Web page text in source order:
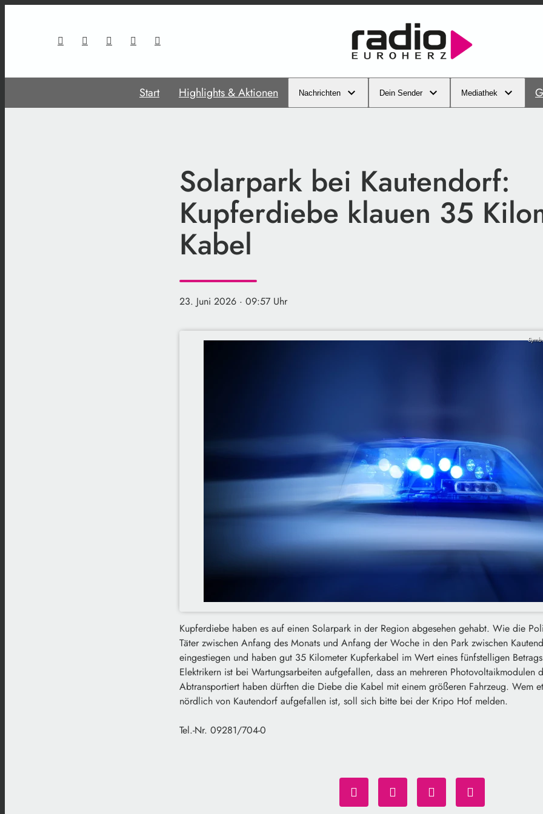
Start Highlights & Aktionen Nachrichten Dein Sender Mediathek
Solarpark bei Kautendorf:
Kupferdiebe klauen 35
Kabel
23. Juni 2026 · 09:57 Uhr
Kupferdiebe haben es auf einen Solarpark in der Region abgesehen gehabt. Wie die
Täter zwischen Anfang des Monats und Anfang der Woche in den Park zwischen
eingestiegen und haben gut 35 Kilometer Kupferkabel im Wert eines fünfstelligen
Elektrikern ist bei Wartungsarbeiten aufgefallen, dass an mehreren Photovoltaikmodulen
Abtransportiert haben dürften die Diebe die Kabel mit einem größeren Fahrzeug. Wem
nördlich von Kautendorf aufgefallen ist, soll sich bitte bei der Kripo Hof melden.
Tel.-Nr. 09281/704-0